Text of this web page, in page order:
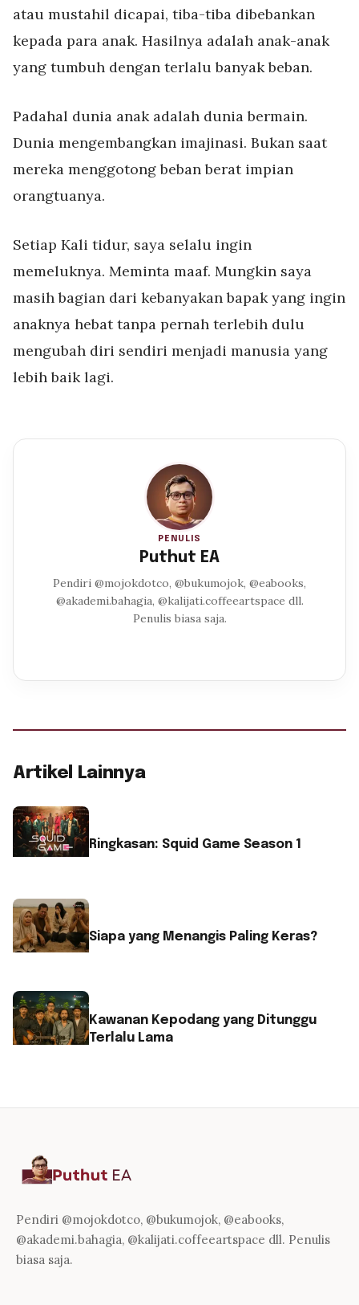
atau mustahil dicapai, tiba-tiba dibebankan
kepada para anak. Hasilnya adalah anak-anak
yang tumbuh dengan terlalu banyak beban.
Padahal dunia anak adalah dunia bermain.
Dunia mengembangkan imajinasi. Bukan saat
mereka menggotong beban berat impian
orangtuanya.
Setiap Kali tidur, saya selalu ingin
memeluknya. Meminta maaf. Mungkin saya
masih bagian dari kebanyakan bapak yang ingin
anaknya hebat tanpa pernah terlebih dulu
mengubah diri sendiri menjadi manusia yang
lebih baik lagi.
PENULIS
Puthut EA
Pendiri @mojokdotco, @bukumojok, @eabooks,
@akademi.bahagia, @kalijati.coffeeartspace dll.
Penulis biasa saja.
Artikel Lainnya
Ringkasan: Squid Game Season 1
Siapa yang Menangis Paling Keras?
Kawanan Kepodang yang Ditunggu
Terlalu Lama
Pendiri @mojokdotco, @bukumojok, @eabooks,
@akademi.bahagia, @kalijati.coffeeartspace dll. Penulis
biasa saja.